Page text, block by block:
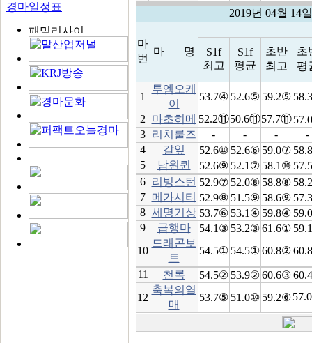
경마일정표
2019년 04월 14
마
번
마 명
S1f
최고
S1f
평균
초반
최고
초
평
1
투엠오케
이
53.7④ 52.6⑤ 59.2⑤
2
마초히메 52.2⑪50.6⑪57.7⑪
3 리치룰즈 - - -
-
4
갈잎 52.6⑩ 52.6⑥ 59.0⑦
5
남원퀸 52.6⑨ 52.1⑦ 58.1⑩
6 리빙스턴 52.9⑦ 52.0⑧ 58.8⑧
7 메가시티 52.9⑧ 51.5⑨ 58.6⑨
8 세명기상 53.7⑥ 53.1④ 59.8④
9
급행마 54.1③ 53.2③ 61.6①
10
드래곤보
트
54.5① 54.5① 60.8②
11
천록 54.5② 53.9② 60.6③
12
축복의열
매
53.7⑤ 51.0⑩ 59.2⑥